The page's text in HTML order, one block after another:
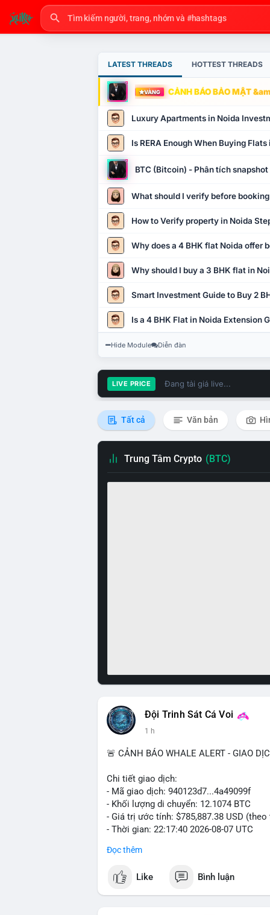
LATEST THREADS HOTTEST THREADS
VÀNG CẢNH BÁO BẢO MẬT
Luxury Apartments in Noida
Is RERA Enough When Buying Flats
BTC (Bitcoin) - Phân tích
What should I verify before
How to Verify property in Noida
Why does a 4 BHK flat Noida offer
Why should I buy a 3 BHK flat in
Smart Investment Guide to Buy 2
Is a 4 BHK Flat in Noida Extension
Hide Module Diễn đàn
LIVE PRICE Đang tải giá live...
Tất cả Văn bản
Trung Tâm Crypto (BTC)
Đội Trinh Sát Cá Voi
1 h
🚨 CẢNH BÁO WHALE ALERT - GIAO
Chi tiết giao dịch:
- Mã giao dịch: 940123d7...4a49099f
- Khối lượng di chuyển: 12.1074 BTC
- Giá trị ước tính: $785,887.38 USD (theo
- Thời gian: 22:17:40 2026-08-07 UTC
Nhận định phân tích hành vi của Cá voi
giá $64,909.56 đang nằm gần vùng
bước chuẩn bị thanh khoản để bán ra,
Đọc thêm
Like Bình luận